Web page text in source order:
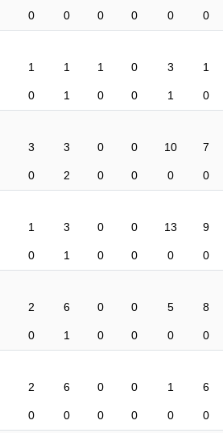
0 0 0 0 0 0
1 1 1 0 3 1
0 1 0 0 1 0
3 3 0 0 10 7
0 2 0 0 0 0
1 3 0 0 13 9
0 1 0 0 0 0
2 6 0 0 5 8
0 1 0 0 0 0
2 6 0 0 1 6
0 0 0 0 0 0